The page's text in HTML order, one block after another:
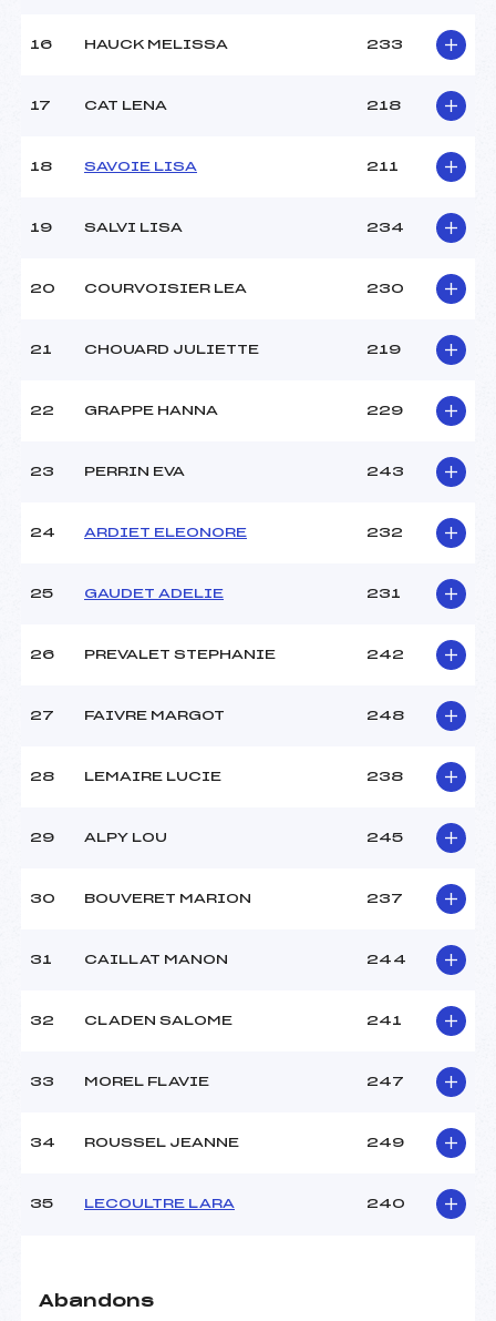
16 HAUCK MELISSA 233
17 CAT LENA 218
18 SAVOIE LISA 211
19 SALVI LISA 234
20 COURVOISIER LEA 230
21 CHOUARD JULIETTE 219
22 GRAPPE HANNA 229
23 PERRIN EVA 243
24 ARDIET ELEONORE 232
25 GAUDET ADELIE 231
26 PREVALET STEPHANIE 242
27 FAIVRE MARGOT 248
28 LEMAIRE LUCIE 238
29 ALPY LOU 245
30 BOUVERET MARION 237
31 CAILLAT MANON 244
32 CLADEN SALOME 241
33 MOREL FLAVIE 247
34 ROUSSEL JEANNE 249
35 LECOULTRE LARA 240
Abandons